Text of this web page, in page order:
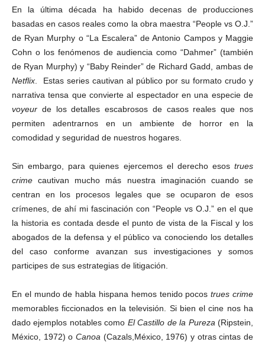
En la última década ha habido decenas de producciones
basadas en casos reales como la obra maestra “People vs O.J.”
de Ryan Murphy o “La Escalera” de Antonio Campos y Maggie
Cohn o los fenómenos de audiencia como “Dahmer” (también
de Ryan Murphy) y “Baby Reinder” de Richard Gadd, ambas de
Netflix . Estas series cautivan al público por su formato crudo y
narrativa tensa que convierte al espectador en una especie de
voyeur de los detalles escabrosos de casos reales que nos
permiten adentrarnos en un ambiente de horror en la
comodidad y seguridad de nuestros hogares.
Sin embargo, para quienes ejercemos el derecho esos trues
crime cautivan mucho más nuestra imaginación cuando se
centran en los procesos legales que se ocuparon de esos
crímenes, de ahí mi fascinación con “People vs O.J.” en el que
la historia es contada desde el punto de vista de la Fiscal y los
abogados de la defensa y el público va conociendo los detalles
del caso conforme avanzan sus investigaciones y somos
participes de sus estrategias de litigación.
En el mundo de habla hispana hemos tenido pocostrues crime
memorables ficcionados en la televisión. Si bien el cine nos ha
dado ejemplos notables como El Castillo de la Pureza(Ripstein,
México, 1972) o Canoa (Cazals,México, 1976) y otras cintas de